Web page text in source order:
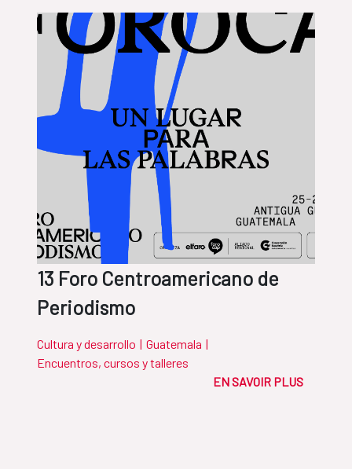
13 Foro Centroamericano de
Periodismo
Cultura y desarrollo | Guatemala |
Encuentros, cursos y talleres
EN SAVOIR PLUS